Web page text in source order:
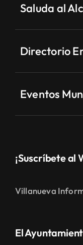
Saluda al
Directorio
Eventos
¡Suscríbete al
Villanueva
El